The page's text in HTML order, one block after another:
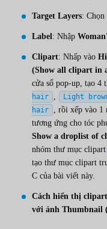
Target Layers: Chọn
Label: Nhập
Clipart: Nhấp vào
(Show all clipart in
cửa sổ pop-up, tạo
hair
, Light
hair
, rồi xếp vào 1
tương ứng cho tóc
Show a droplist of
nhóm thư mục clipart
tạo thư mục clipart
C của bài viết này.
Cách hiển thị
với ảnh Thumbnail